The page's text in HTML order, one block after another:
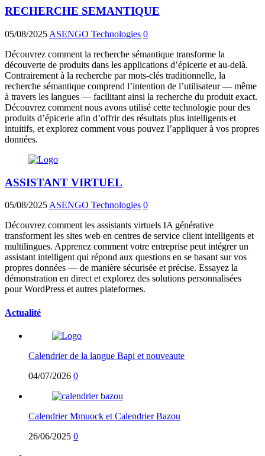
RECHERCHE SEMANTIQUE
05/08/2025 ASENGO Technologies 0
Découvrez comment la recherche sémantique transforme la
découverte de produits dans les applications d’épicerie et au-delà.
Contrairement à la recherche par mots-clés traditionnelle, la
recherche sémantique comprend l’intention de l’utilisateur — même
à travers les langues — facilitant ainsi la recherche du produit exact.
Découvrez comment nous avons utilisé cette technologie pour des
produits d’épicerie afin d’offrir des résultats plus intelligents et
intuitifs, et explorez comment vous pouvez l’appliquer à vos propres
données.
ASSISTANT VIRTUEL
05/08/2025 ASENGO Technologies 0
Découvrez comment les assistants virtuels IA générative
transforment les sites web en centres de service client intelligents et
multilingues. Apprenez comment votre entreprise peut intégrer un
assistant intelligent qui répond aux questions en se basant sur vos
propres données — de manière sécurisée et précise. Essayez la
démonstration en direct et explorez des solutions personnalisées
pour WordPress et autres plateformes.
Actualité
Calendrier de la langue Bapi et nouveaute
04/07/2026 0
Calendrier Mmuock et Calendrier Bazou
26/06/2025 0